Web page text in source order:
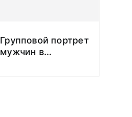
Групповой портрет
мужчин в...